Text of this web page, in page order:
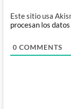
Este sitio usa
procesan los
0 COMMENTS